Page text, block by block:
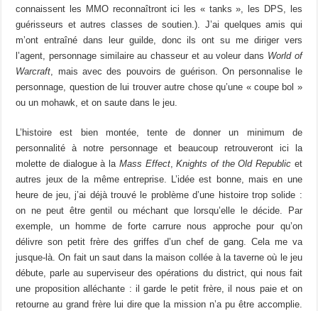
connaissent les MMO reconnaîtront ici les « tanks », les DPS, les
guérisseurs et autres classes de soutien.). J’ai quelques amis qui
m’ont entraîné dans leur guilde, donc ils ont su me diriger vers
l’agent, personnage similaire au chasseur et au voleur dans World of
Warcraft, mais avec des pouvoirs de guérison. On personnalise le
personnage, question de lui trouver autre chose qu’une « coupe bol »
ou un mohawk, et on saute dans le jeu.
L’histoire est bien montée, tente de donner un minimum de
personnalité à notre personnage et beaucoup retrouveront ici la
molette de dialogue à la Mass Effect,Knights of the Old Republic et
autres jeux de la même entreprise. L’idée est bonne, mais en une
heure de jeu, j’ai déjà trouvé le problème d’une histoire trop solide :
on ne peut être gentil ou méchant que lorsqu’elle le décide. Par
exemple, un homme de forte carrure nous approche pour qu’on
délivre son petit frère des griffes d’un chef de gang. Cela me va
jusque-là. On fait un saut dans la maison collée à la taverne où le jeu
débute, parle au superviseur des opérations du district, qui nous fait
une proposition alléchante : il garde le petit frère, il nous paie et on
retourne au grand frère lui dire que la mission n’a pu être accomplie.